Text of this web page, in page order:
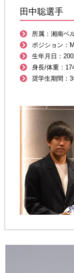
田中聡選手
所属：湘南ベ
ポジション：
生年月日：
身長/体重：
奨学生期間：3